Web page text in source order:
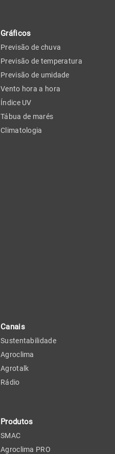
Gráficos
Previsão de chuva
Previsão de temperatura
Previsão de umidade
Vento hora a hora
Índice UV
Tábua de marés
Climatologia
Canais
Sustentabilidade
Agroclima
Agrotalk
Rádio
Produtos
SMAC
Agroclima PRO